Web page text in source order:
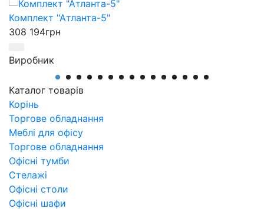
Комплект "Атланта-5"
308 194грн
Виробник
АртМодуль Груп
Артикул
Комплект Атланта-5
Каталог товарів
Корінь
Торгове обладнання
Меблі для офісу
Торгове обладнання
Офісні тумби
Стелажі
Офісні столи
Офісні шафи